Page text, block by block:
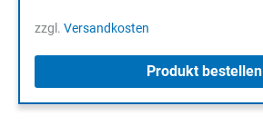
zzgl. Versandkosten
Produkt bestellen